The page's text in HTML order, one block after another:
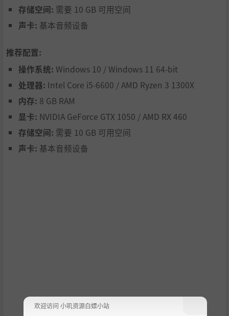
存储空间: 需要 10 GB 可用空间
声卡: 基本音频设备
推荐配置:
操作系统: Windows 10 / Windows 11 64-bit
处理器: Intel Core i5-6600 / AMD Ryzen 3 1300X
内存: 8 GB RAM
显卡: NVIDIA GeForce GTX 1050 / AMD RX 460
存储空间: 需要 10 GB 可用空间
声卡: 基本音频设备
欢迎访问 小叽资源白嫖小站